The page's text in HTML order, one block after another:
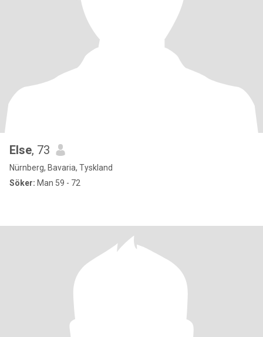
Else, 73
Nürnberg, Bavaria, Tyskland
Söker: Man 59 - 72